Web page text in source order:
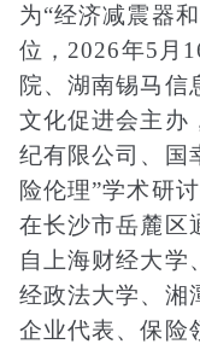
为“经济减震器
位，2026年5月
院、湖南锡马信
文化促进会主办
纪有限公司、国
险伦理”学术研
在长沙市岳麓区
自上海财经大学
经政法大学、湘
企业代表、保险